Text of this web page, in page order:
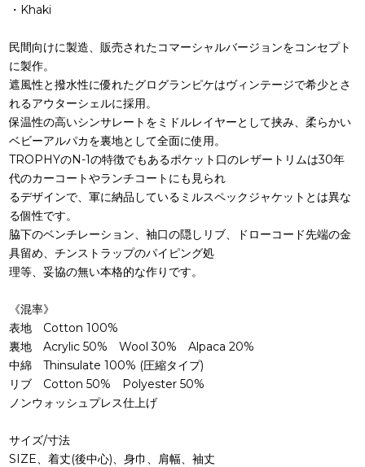
・Khaki
民間向けに製造、販売されたコマーシャルバージョンをコンセプト
に製作。
遮風性と撥水性に優れたグログランピケはヴィンテージで希少とさ
れるアウターシェルに採用。
保温性の高いシンサレートをミドルレイヤーとして挟み、柔らかい
ベビーアルパカを裏地として全面に使用。
TROPHYのN-1の特徴でもあるポケット口のレザートリムは30年
代のカーコートやランチコートにも見られ
るデザインで、軍に納品しているミルスペックジャケットとは異な
る個性です。
脇下のベンチレーション、袖口の隠しリブ、ドローコード先端の金
具留め、チンストラップのパイピング処
理等、妥協の無い本格的な作りです。
《混率》
表地 Cotton 100%
裏地 Acrylic 50% Wool 30% Alpaca 20%
中綿 Thinsulate 100% (圧縮タイプ)
リブ Cotton 50% Polyester 50%
ノンウォッシュプレス仕上げ
サイズ/寸法
SIZE、着丈(後中心)、身巾、肩幅、袖丈